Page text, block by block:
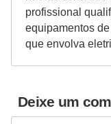
profissional
equipamentos
que envolva
Deixe um
c
i
d
d